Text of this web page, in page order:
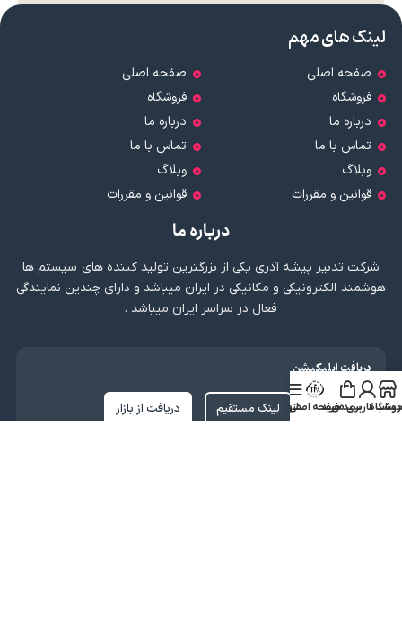
لینک های مهم
صفحه اصلی
فروشگاه
درباره ما
تماس با ما
وبلاگ
قوانین و مقررات
صفحه اصلی
فروشگاه
درباره ما
تماس با ما
وبلاگ
قوانین و مقررات
درباره ما
شرکت تدبیر پیشه آذری یکی از بزرگترین تولید کننده های سیستم ها
هوشمند الکترونیکی و مکانیکی در ایران میباشد و دارای چندین نمایندگی
فعال در سراسر ایران میباشد .
دریافت اپلیکیشن
لینک مستقیم دریافت از بازار حساب کاربری من
سبد خریدصفحه اصلی
منو